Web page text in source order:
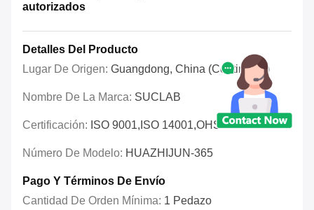
autorizados
Detalles Del Producto
Lugar De Origen: Guangdong, China (continente)
Nombre De La Marca: SUCLAB
Certificación: ISO 9001,ISO 14001,OHSAS 18001
Número De Modelo: HUAZHIJUN-365
Pago Y Términos De Envío
Cantidad De Orden Mínima: 1 Pedazo